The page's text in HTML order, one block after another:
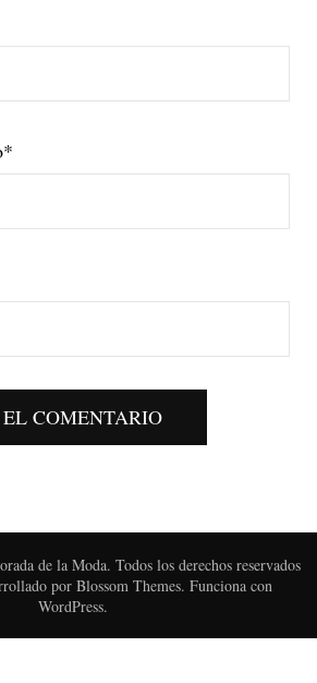
*
de la Moda. Todos los derechos reservados
por Blossom Themes. Funciona con
WordPress.